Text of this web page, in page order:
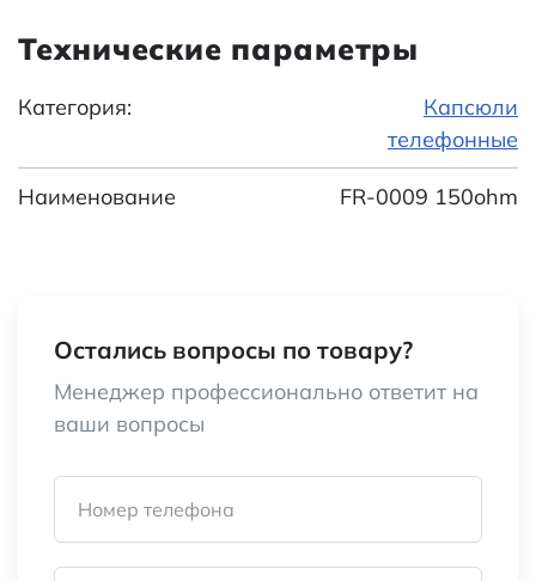
Технические параметры
Категория:
Капсюли
телефонные
Наименование FR-0009 150ohm
Остались вопросы по товару?
Менеджер профессионально ответит на
ваши вопросы
Номер телефона